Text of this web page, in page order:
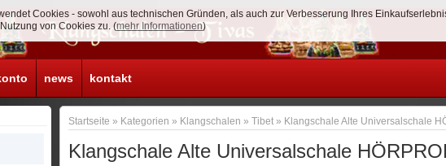
news kontakt
Startseite » Kategorien » Klangschalen » Tibet » Klangschale Alte Universalschale
Klangschale Alte Universalschale
Cookies - sowohl aus technischen Gründen, als auch zur Verbesserung Ihres
von Cookies zu. (mehr Informationen)